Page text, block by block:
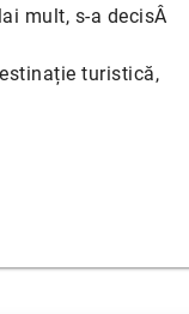
mult, s-a decisÂ
turistică,